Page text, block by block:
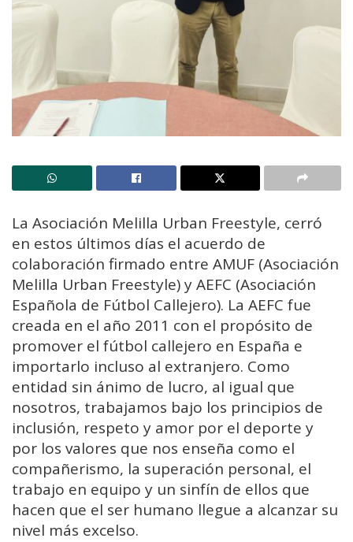
La Asociación Melilla Urban Freestyle, cerró
en estos últimos días el acuerdo de
colaboración firmado entre AMUF (Asociación
Melilla Urban Freestyle) y AEFC (Asociación
Española de Fútbol Callejero). La AEFC fue
creada en el año 2011 con el propósito de
promover el fútbol callejero en España e
importarlo incluso al extranjero. Como
entidad sin ánimo de lucro, al igual que
nosotros, trabajamos bajo los principios de
inclusión, respeto y amor por el deporte y
por los valores que nos enseña como el
compañerismo, la superación personal, el
trabajo en equipo y un sinfín de ellos que
hacen que el ser humano llegue a alcanzar su
nivel más excelso.